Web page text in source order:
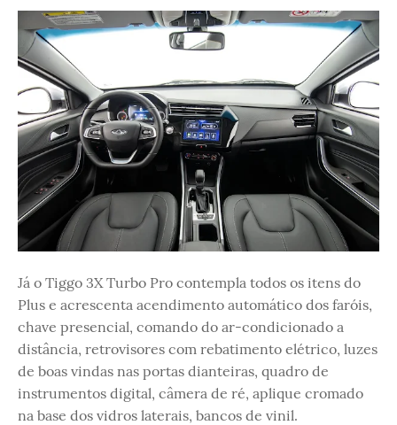
Já o Tiggo 3X Turbo Pro contempla todos os itens do
Plus e acrescenta acendimento automático dos faróis,
chave presencial, comando do ar-condicionado a
distância, retrovisores com rebatimento elétrico, luzes
de boas vindas nas portas dianteiras, quadro de
instrumentos digital, câmera de ré, aplique cromado
na base dos vidros laterais, bancos de vinil.